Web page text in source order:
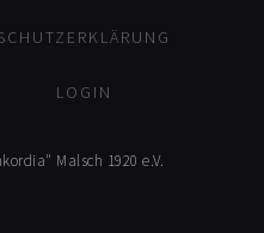
LOGIN
Malsch 1920 e.V.